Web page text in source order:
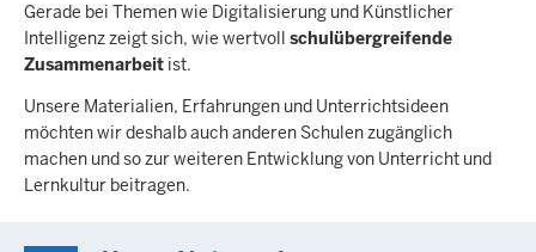
Gerade bei Themen wie Digitalisierung und Künstlicher
Intelligenz zeigt sich, wie wertvoll schulübergreifende
Zusammenarbeit ist.
Unsere Materialien, Erfahrungen und Unterrichtsideen
möchten wir deshalb auch anderen Schulen zugänglich
machen und so zur weiteren Entwicklung von Unterricht und
Lernkultur beitragen.